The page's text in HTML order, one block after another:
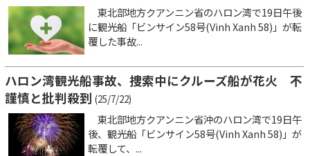
東北部地方クアンニン省のハロン湾で19日午後
に観光船「ビンサイン58号(Vinh Xanh 58)」が転
覆した事故...
ハロン湾観光船事故、捜索中にクルーズ船が花火 不
謹慎と批判殺到 (25/7/22)
東北部地方クアンニン省沖のハロン湾で19日午
後、観光船「ビンサイン58号(Vinh Xanh 58)」が
転覆して、...